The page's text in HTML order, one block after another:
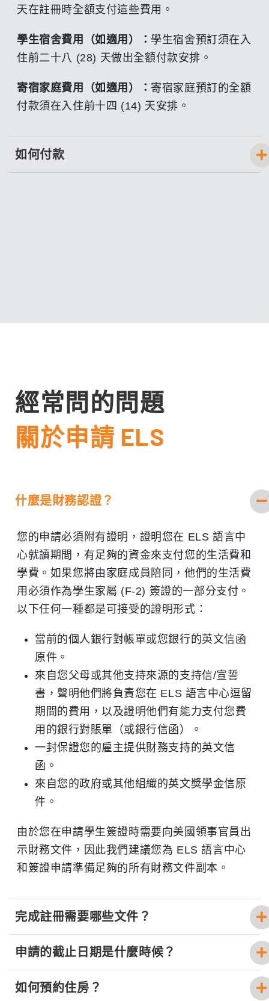
天在註冊時全額支付這些費用。
學生宿舍費用（如適用）： 學生宿舍預訂須在入
住前二十八 (28) 天做出全額付款安排。
寄宿家庭費用（如適用）： 寄宿家庭預訂的全額
付款須在入住前十四 (14) 天安排。
如何付款
經常問的問題
關於申請 ELS
什麼是財務認證？
您的申請必須附有證明，證明您在 ELS 語言中
心就讀期間，有足夠的資金來支付您的生活費和
學費。如果您將由家庭成員陪同，他們的生活費
用必須作為學生家屬 (F-2) 簽證的一部分支付。
以下任何一種都是可接受的證明形式：
當前的個人銀行對帳單或您銀行的英文信函
原件。
來自您父母或其他支持來源的支持信/宣誓
書，聲明他們將負責您在 ELS 語言中心逗留
期間的費用，以及證明他們有能力支付您費
用的銀行對賬單（或銀行信函）。
一封保證您的雇主提供財務支持的英文信
函。
來自您的政府或其他組織的英文獎學金信原
件。
由於您在申請學生簽證時需要向美國領事官員出
示財務文件，因此我們建議您為 ELS 語言中心
和簽證申請準備足夠的所有財務文件副本。
完成註冊需要哪些文件？
申請的截止日期是什麼時候？
如何預約住房？